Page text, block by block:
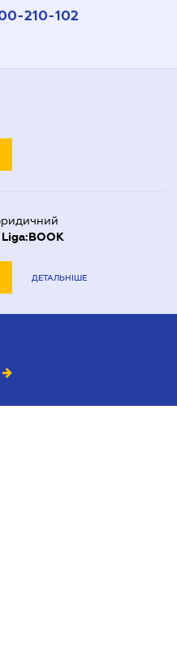
210-102
Liga:BOOK
ДЕТАЛЬНІШЕ